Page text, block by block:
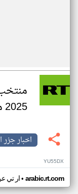
2025 من دور المجموعات
اخبار جزر
YU55DX
ار تي• arabic.rt.com